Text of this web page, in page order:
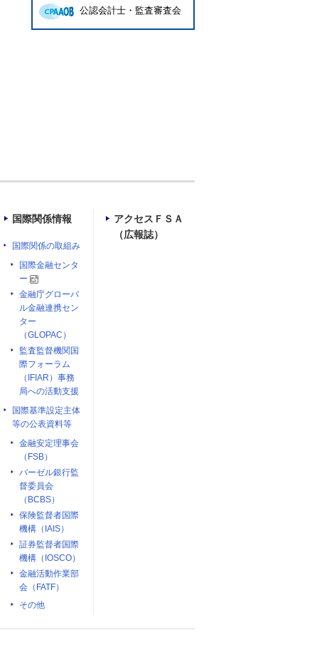
公認会計士・監査審査会
国際関係情報
国際関係の取組み
国際金融センタ
ー
金融庁グローバ
ル金融連携セン
ター
（GLOPAC）
監査監督機関国
際フォーラム
（IFIAR）事務
局への活動支援
国際基準設定主体
等の公表資料等
金融安定理事会
（FSB）
バーゼル銀行監
督委員会
（BCBS）
保険監督者国際
機構（IAIS）
証券監督者国際
機構（IOSCO）
金融活動作業部
会（FATF）
その他
アクセスＦＳＡ
（広報誌）